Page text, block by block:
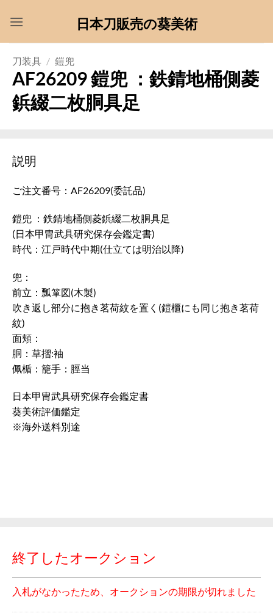
日本刀販売の葵美術
刀装具 / 鎧兜
AF26209 鎧兜 ：鉄錆地桶側菱
鋲綴二枚胴具足
説明
ご注文番号：AF26209(委託品)
鎧兜 ：鉄錆地桶側菱鋲綴二枚胴具足
(日本甲冑武具研究保存会鑑定書)
時代：江戸時代中期(仕立ては明治以降)
兜：
前立：瓢箪図(木製)
吹き返し部分に抱き茗荷紋を置く(鎧櫃にも同じ抱き茗荷
紋)
面頬：
胴：草摺:袖
佩楯：籠手：脛当
日本甲冑武具研究保存会鑑定書
葵美術評価鑑定
※海外送料別途
終了したオークション
入札がなかったため、オークションの期限が切れました